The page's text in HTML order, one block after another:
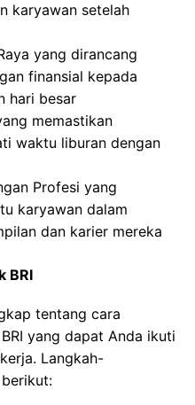
karyawan setelah
yang dirancang
finansial kepada
hari besar
memastikan
waktu liburan dengan
Profesi yang
karyawan dalam
dan karier mereka
BRI
tentang cara
yang dapat Anda ikuti
Langkah-